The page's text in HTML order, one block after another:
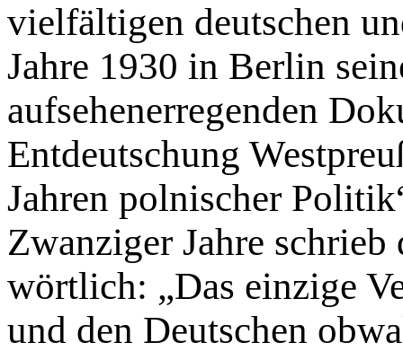
vielfältigen deutschen
Jahre 1930 in Berlin
aufsehenerregenden
Entdeutschung
Jahren polnischer
Zwanziger Jahre
wörtlich: „Das einzige
und den Deutschen